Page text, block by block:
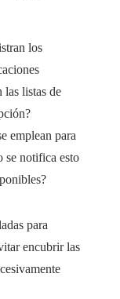
los
las listas de
emplean para
se notifica esto
para
encubrir las